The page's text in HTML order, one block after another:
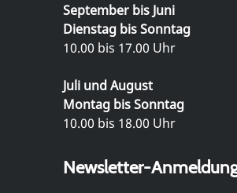
September bis Juni
Dienstag bis Sonntag
10.00 bis 17.00 Uhr
Juli und August
Montag bis Sonntag
10.00 bis 18.00 Uhr
Newsletter-